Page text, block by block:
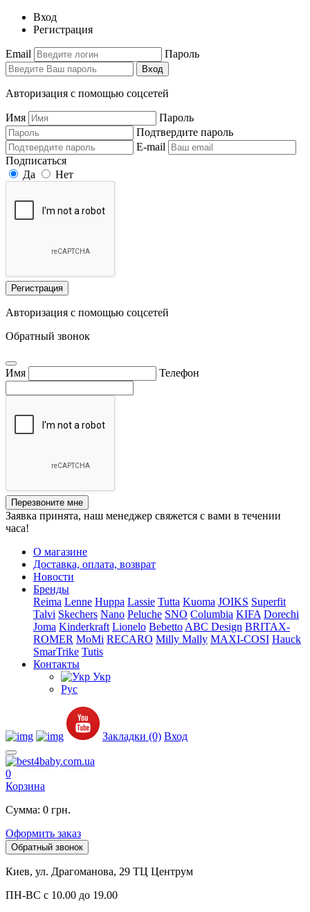
Вход
Регистрация
Email Пароль
Вход
Авторизация с помощью соцсетей
Имя
Пароль
Подтвердите пароль
E-mail
Подписаться
Да
Нет
Регистрация
Авторизация с помощью соцсетей
Обратный звонок
Имя Телефон
Перезвоните мне
Заявка принята, наш менеджер свяжется с вами в течении
часа!
О магазине
Доставка, оплата, возврат
Новости
Бренды
Reima Lenne Huppa Lassie Tutta Kuoma JOIKS Superfit
Talvi Skechers Nano Peluche SNO Columbia KIFA Dorechi
Joma Kinderkraft Lionelo Bebetto ABC Design BRITAX-
ROMER MoMi RECARO Milly Mally MAXI-COSI Hauck
SmarTrike Tutis
Контакты
Укр
Рус
Закладки (0) Вход
0
Корзина
Сумма: 0 грн.
Оформить заказ
Обратный звонок
Киев, ул. Драгоманова, 29 ТЦ Центрум
ПН-ВС с 10.00 до 19.00